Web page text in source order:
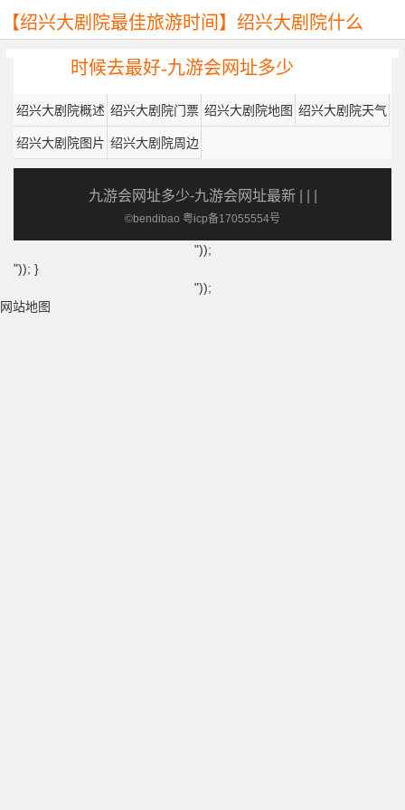
【绍兴大剧院最佳旅游时间】绍兴大剧院什么
时候去最好-九游会网址多少
绍兴大剧院概述 绍兴大剧院门票 绍兴大剧院地图 绍兴大剧院天气
绍兴大剧院图片 绍兴大剧院周边
九游会网址多少-九游会网址最新| | |
©bendibao 粤icp备17055554号
"));
")); }
"));
网站地图